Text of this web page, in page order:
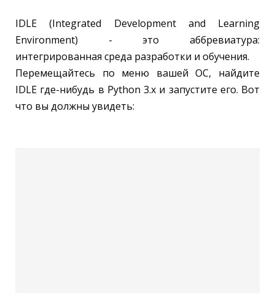
IDLE (Integrated Development and Learning
Environment) - это аббревиатура:
интегрированная среда разработки и обучения.
Перемещайтесь по меню вашей ОС, найдите
IDLE где-нибудь в Python 3.x и запустите его. Вот
что вы должны увидеть: